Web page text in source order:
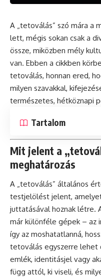
A „tetoválás” szó mára a
lett, mégis sokan csak a
össze, miközben mély
van. Ebben a cikkben
tetoválás, honnan ered,
milyen szavakkal,
természetes, hétköznapi
Tartalom
Mit jelent a
meghatározás
A „tetoválás” általános
testjelölést jelent,
juttatásával hoznak létre.
már különféle gépek – az
így az moshatatlanná,
tetoválás egyszerre lehet
emlék, identitásjel vagy
függ attól, ki viseli, és